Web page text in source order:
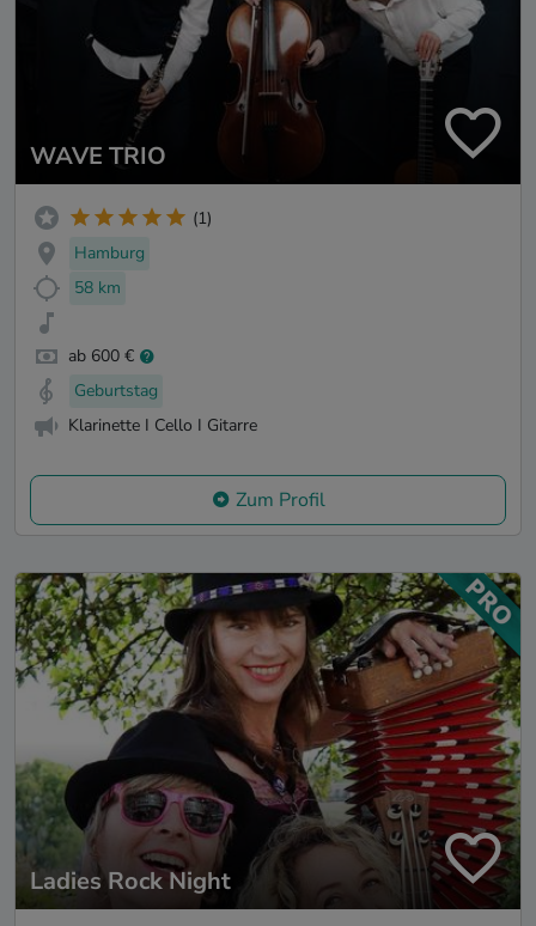
WAVE TRIO
(1)
Hamburg
58 km
ab 600 €
Geburtstag
Klarinette I Cello I Gitarre
Zum Profil
Ladies Rock Night